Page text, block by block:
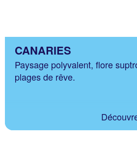
CANARIES
Paysage polyvalent, flore
plages de rêve.